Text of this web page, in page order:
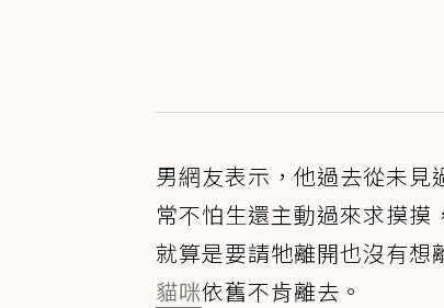
男網友表示，他過去從未
常不怕生還主動過來求摸摸
就算是要請牠離開也沒有想
貓咪依舊不肯離去。